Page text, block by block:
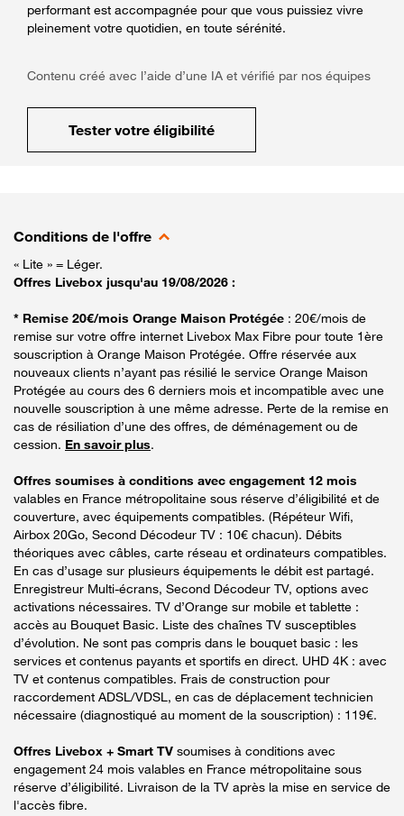
performant est accompagnée pour que vous puissiez vivre
pleinement votre quotidien, en toute sérénité.
Contenu créé avec l’aide d’une IA et vérifié par nos équipes
Tester votre éligibilité
Conditions de l'offre
« Lite » = Léger.
Offres Livebox jusqu'au 19/08/2026 :
* Remise 20€/mois Orange Maison Protégée : 20€/mois de
remise sur votre offre internet Livebox Max Fibre pour toute 1ère
souscription à Orange Maison Protégée. Offre réservée aux
nouveaux clients n’ayant pas résilié le service Orange Maison
Protégée au cours des 6 derniers mois et incompatible avec une
nouvelle souscription à une même adresse. Perte de la remise en
cas de résiliation d’une des offres, de déménagement ou de
cession. En savoir plus.
Offres soumises à conditions avec engagement 12 mois
valables en France métropolitaine sous réserve d’éligibilité et de
couverture, avec équipements compatibles. (Répéteur Wifi,
Airbox 20Go, Second Décodeur TV : 10€ chacun). Débits
théoriques avec câbles, carte réseau et ordinateurs compatibles.
En cas d’usage sur plusieurs équipements le débit est partagé.
Enregistreur Multi-écrans, Second Décodeur TV, options avec
activations nécessaires. TV d’Orange sur mobile et tablette :
accès au Bouquet Basic. Liste des chaînes TV susceptibles
d’évolution. Ne sont pas compris dans le bouquet basic : les
services et contenus payants et sportifs en direct. UHD 4K : avec
TV et contenus compatibles. Frais de construction pour
raccordement ADSL/VDSL, en cas de déplacement technicien
nécessaire (diagnostiqué au moment de la souscription) : 119€.
Offres Livebox + Smart TV soumises à conditions avec
engagement 24 mois valables en France métropolitaine sous
réserve d’éligibilité. Livraison de la TV après la mise en service de
l'accès fibre.